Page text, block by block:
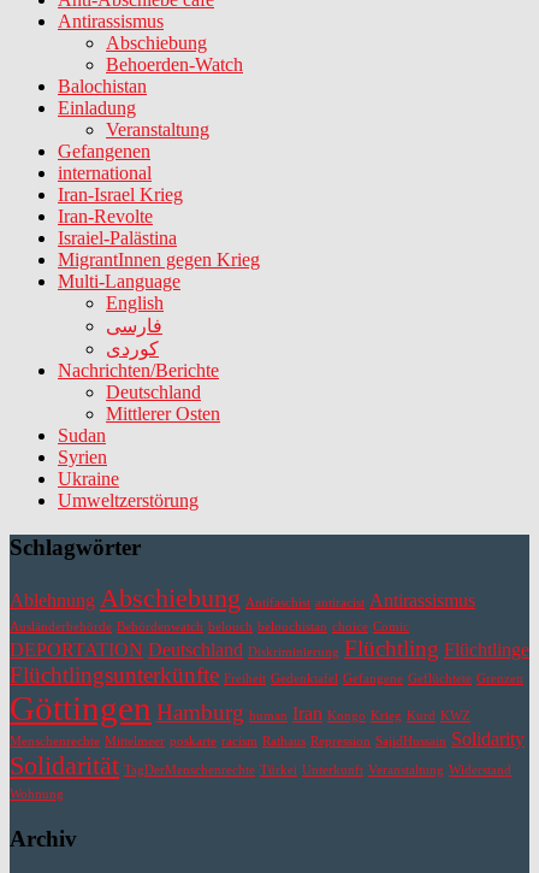
Antirassismus
Abschiebung
Behoerden-Watch
Balochistan
Einladung
Veranstaltung
Gefangenen
international
Iran-Israel Krieg
Iran-Revolte
Israiel-Palästina
MigrantInnen gegen Krieg
Multi-Language
English
فارسی
کوردی
Nachrichten/Berichte
Deutschland
Mittlerer Osten
Sudan
Syrien
Ukraine
Umweltzerstörung
Schlagwörter
Ablehnung Abschiebung Antifaschist antiracist Antirassismus
Ausländerbehörde Behördenwatch belouch belouchistan choice Comic
DEPORTATION Deutschland Diskriminierung Flüchtling Flüchtlinge
Flüchtlingsunterkünfte Freiheit Gedenktafel Gefangene Geflüchtete Grenzen
Göttingen Hamburg human Iran Kongo Krieg Kurd KWZ
Menschenrechte Mittelmeer poskarte racism Rathaus Repression SajidHussain Solidarity
Solidarität TagDerMenschenrechte Türkei Unterkunft Veranstaltung Widerstand
Wohnung
Archiv